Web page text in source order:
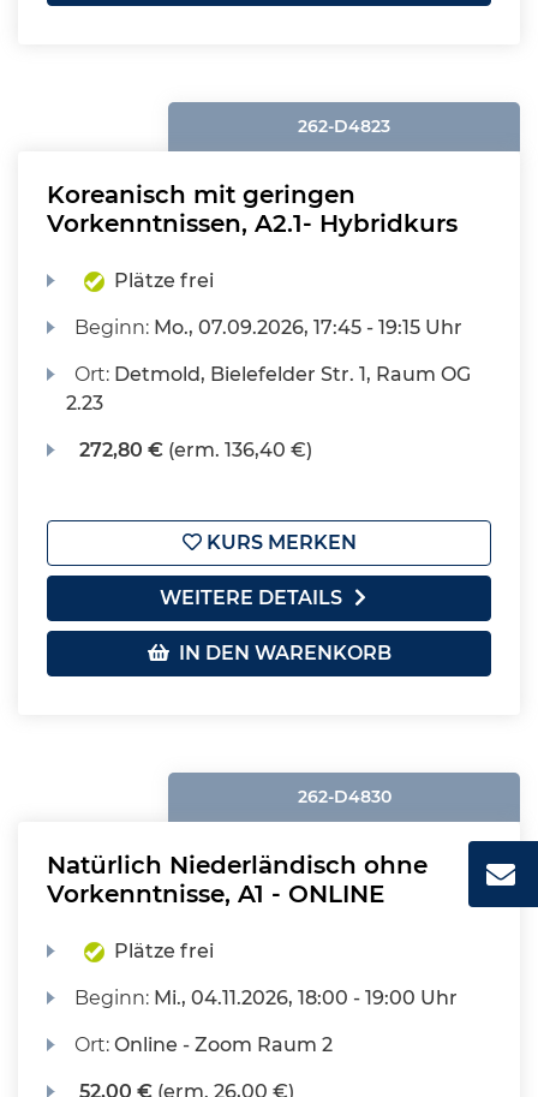
262-D4823
Koreanisch mit geringen
Vorkenntnissen, A2.1- Hybridkurs
Plätze frei
Beginn: Mo., 07.09.2026, 17:45 - 19:15 Uhr
Ort: Detmold, Bielefelder Str. 1, Raum OG
2.23
272,80 € (erm. 136,40 €)
KURS MERKEN
WEITERE DETAILS
IN DEN WARENKORB
262-D4830
Natürlich Niederländisch ohne
Vorkenntnisse, A1 - ONLINE
Plätze frei
Beginn: Mi., 04.11.2026, 18:00 - 19:00 Uhr
Ort:Online - Zoom Raum 2
52,00 € (erm. 26,00 €)